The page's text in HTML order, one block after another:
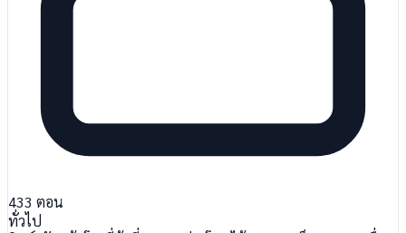
433 ตอน
ทั่วไป